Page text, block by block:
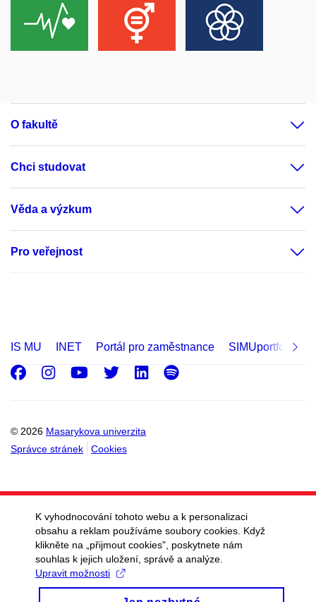
O fakultě
Chci studovat
Věda a výzkum
Pro veřejnost
IS MU INET Portál pro zaměstnance SIMUportfolio
© 2026 Masarykova univerzita
Správce stránek
Cookies
Facebook
Instagram
Youtube
Twitter
LinkedIn
Spotify
K vyhodnocování tohoto webu a k personalizaci
obsahu a reklam používáme soubory cookies. Když
klikněte na „přijmout cookies", poskytnete nám
souhlas k jejich uložení, správě a analýze.
Upravit možnosti